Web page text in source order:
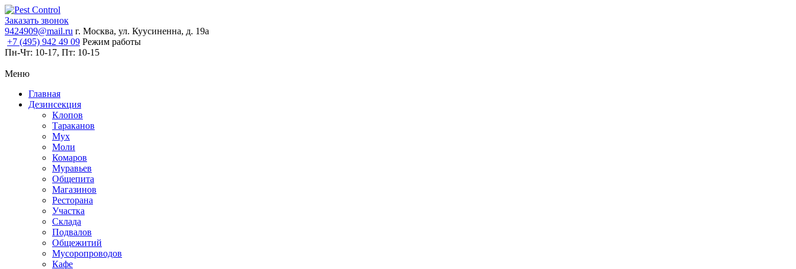
Заказать звонок
9424909@mail.ru г. Москва, ул. Куусиненна, д. 19а
+7 (495) 942 49 09 Режим работы
Пн-Чт: 10-17, Пт: 10-15
Меню
Главная
Дезинсекция
Клопов
Тараканов
Мух
Моли
Комаров
Муравьев
Общепита
Магазинов
Ресторана
Участка
Склада
Подвалов
Общежитий
Мусоропроводов
Кафе